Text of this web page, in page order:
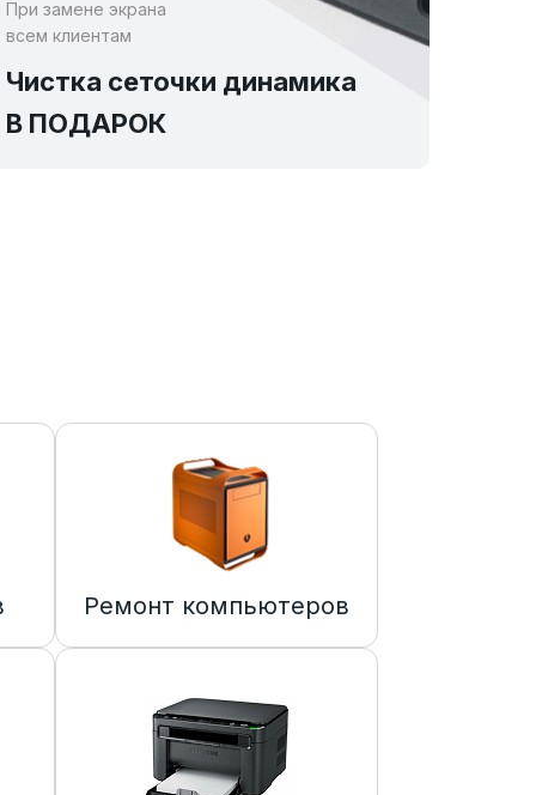
При замене экрана
всем клиентам
Чистка сеточки динамика
В ПОДАРОК
Ремонт компьютеров